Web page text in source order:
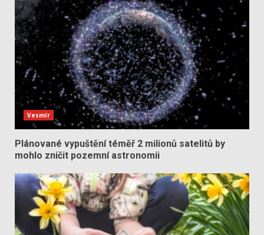
Vesmír
Plánované vypuštění téměř 2 milionů satelitů by
mohlo zničit pozemní astronomii